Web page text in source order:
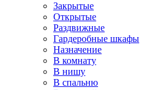
Закрытые
Открытые
Раздвижные
Гардеробные шкафы
Назначение
В комнату
В нишу
В спальню